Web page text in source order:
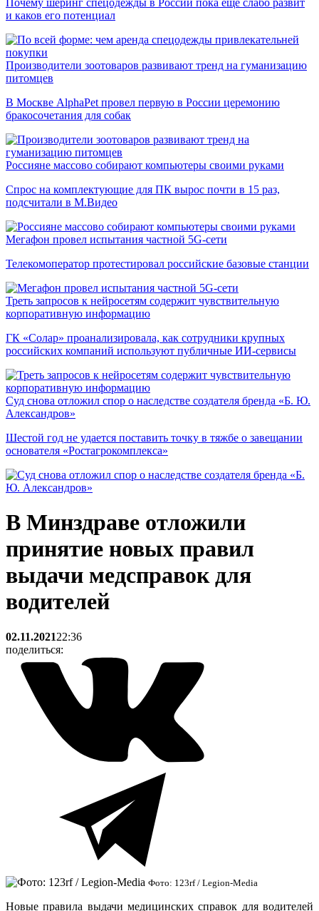
Почему шеринг спецодежды в России пока еще слабо развит
и каков его потенциал
Производители зоотоваров развивают тренд на гуманизацию
питомцев
В Москве AlphaPet провел первую в России церемонию
бракосочетания для собак
Россияне массово собирают компьютеры своими руками
Спрос на комплектующие для ПК вырос почти в 15 раз,
подсчитали в М.Видео
Мегафон провел испытания частной 5G-сети
Телекомоператор протестировал российские базовые станции
Треть запросов к нейросетям содержит чувствительную
корпоративную информацию
ГК «Солар» проанализировала, как сотрудники крупных
российских компаний используют публичные ИИ-сервисы
Суд снова отложил спор о наследстве создателя бренда «Б. Ю.
Александров»
Шестой год не удается поставить точку в тяжбе о завещании
основателя «Ростагрокомплекса»
В Минздраве отложили
принятие новых правил
выдачи медсправок для
водителей
02.11.202122:36
поделиться:
Фото: 123rf / Legion-Media
Новые правила выдачи медицинских справок для водителей